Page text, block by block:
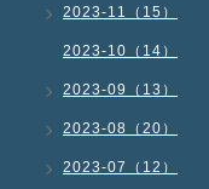
2023-11（15）
2023-10（14）
2023-09（13）
2023-08（20）
2023-07（12）